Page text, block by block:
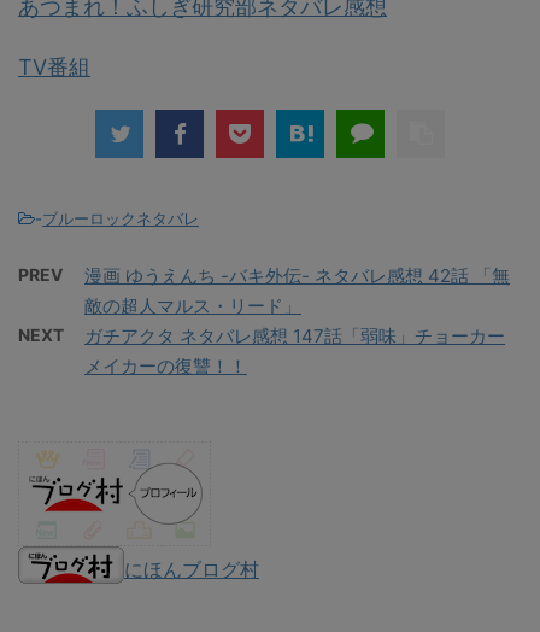
あつまれ！ふしぎ研究部ネタバレ感想
TV番組
-ブルーロックネタバレ
PREV
漫画 ゆうえんち -バキ外伝- ネタバレ感想 42話 「無
敵の超人マルス・リード」
NEXT
ガチアクタ ネタバレ感想 147話「弱味」チョーカー
メイカーの復讐！！
にほんブログ村